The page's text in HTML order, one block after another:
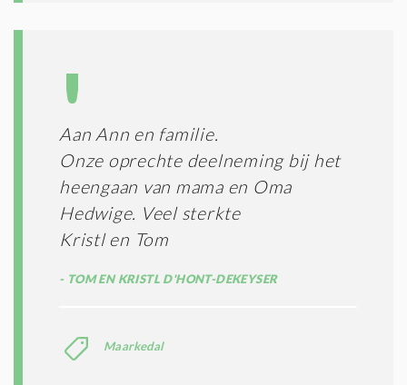
Aan Ann en familie.
Onze oprechte deelneming bij het
heengaan van mama en Oma
Hedwige. Veel sterkte
Kristl en Tom
TOM EN KRISTL D'HONT-DEKEYSER
Maarkedal